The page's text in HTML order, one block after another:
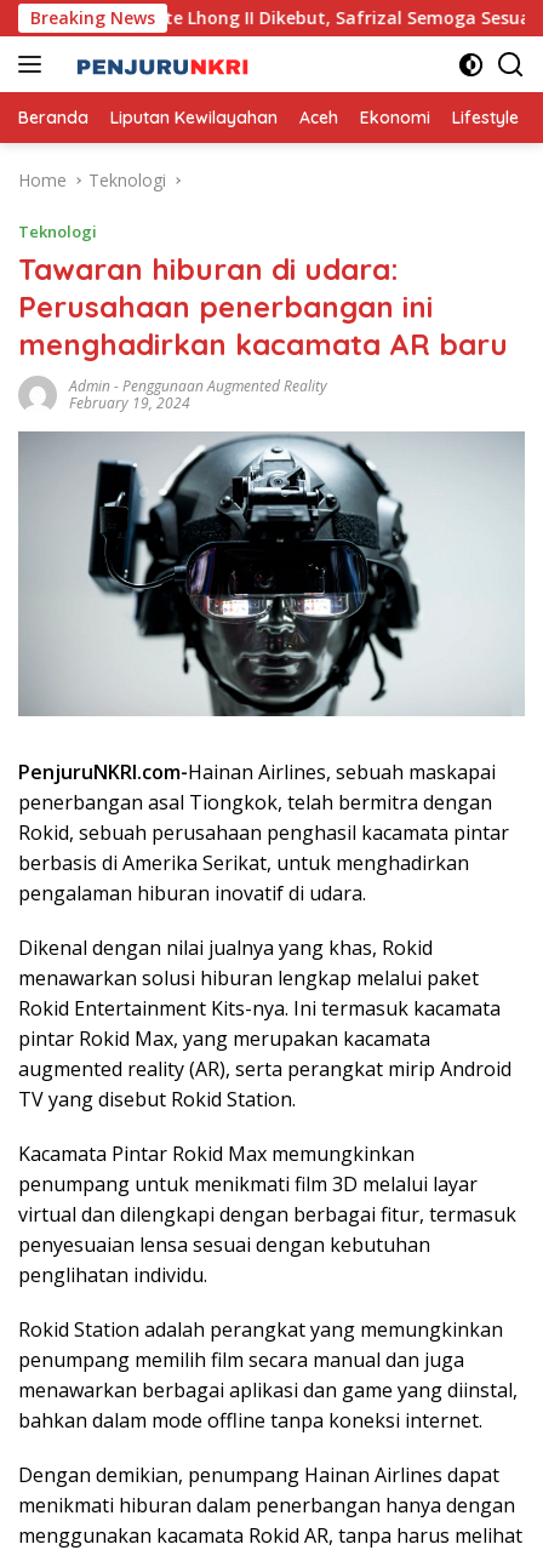
Skip
to
content
Breaking News
Pante Lhong II Dikebut, Safrizal Semoga Sesuai Target
Beranda Liputan Kewilayahan Aceh Ekonomi Lifestyle
Home Teknologi
Teknologi
Tawaran hiburan di udara:
Perusahaan penerbangan ini
menghadirkan kacamata AR baru
Admin-Penggunaan Augmented Reality
February 19, 2024
PenjuruNKRI.com-Hainan Airlines, sebuah maskapai
penerbangan asal Tiongkok, telah bermitra dengan
Rokid, sebuah perusahaan penghasil kacamata pintar
berbasis di Amerika Serikat, untuk menghadirkan
pengalaman hiburan inovatif di udara.
Dikenal dengan nilai jualnya yang khas, Rokid
menawarkan solusi hiburan lengkap melalui paket
Rokid Entertainment Kits-nya. Ini termasuk kacamata
pintar Rokid Max, yang merupakan kacamata
augmented reality (AR), serta perangkat mirip Android
TV yang disebut Rokid Station.
Kacamata Pintar Rokid Max memungkinkan
penumpang untuk menikmati film 3D melalui layar
virtual dan dilengkapi dengan berbagai fitur, termasuk
penyesuaian lensa sesuai dengan kebutuhan
penglihatan individu.
Rokid Station adalah perangkat yang memungkinkan
penumpang memilih film secara manual dan juga
menawarkan berbagai aplikasi dan game yang diinstal,
bahkan dalam mode offline tanpa koneksi internet.
Dengan demikian, penumpang Hainan Airlines dapat
menikmati hiburan dalam penerbangan hanya dengan
menggunakan kacamata Rokid AR, tanpa harus melihat